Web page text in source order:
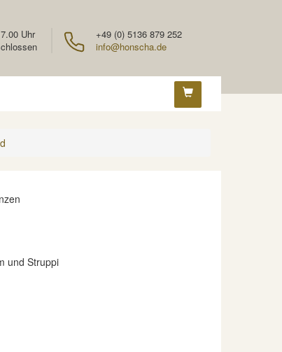
+49 (0) 5136 879 252
info@honscha.de
Uhr
und Struppi